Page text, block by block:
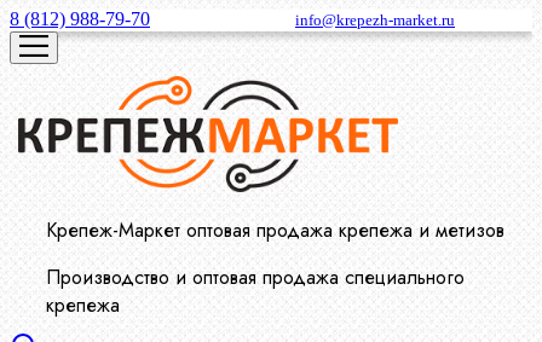
8 (812) 988-79-70 info@krepezh-market.ru
Крепеж-Маркет оптовая продажа крепежа и метизов
Производство и оптовая продажа специального
крепежа